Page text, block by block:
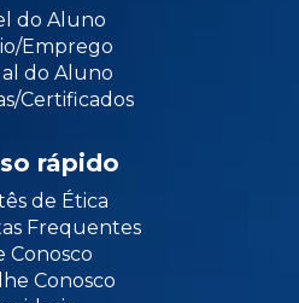
do Aluno
Emprego
do Aluno
Certificados
rápido
de Ética
Frequentes
Conosco
Conosco